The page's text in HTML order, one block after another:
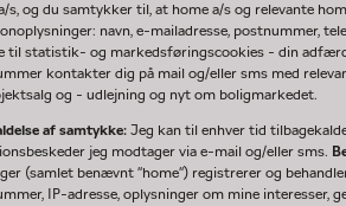
s, og du samtykker til, at home a/s og relevante
navn, e-mailadresse, postnummer,
til statistik- og markedsføringscookies - din adfærd
kontakter dig på mail og/eller sms med
og - udlejning og nyt om boligmarkedet.
af samtykke:Jeg kan til enhver tid
jeg modtager via e-mail og/eller sms.
(samlet benævnt "home") registrerer og
IP-adresse, oplysninger om mine interesser,